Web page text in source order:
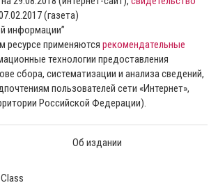
(газета)
информации”
ресурсе применяются рекомендательные
технологии предоставления
сбора, систематизации и анализа сведений,
пользователей сети «Интернет»,
Российской Федерации).
Об издании